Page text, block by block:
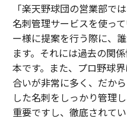
「楽天野球団の営業部で
名刺管理サービスを使っ
ー様に提案を行う際に、
ます。それには過去の関
本です。また、プロ野球
合いが非常に多く、だか
した名刺をしっかり管理
重要ですし、徹底されてい